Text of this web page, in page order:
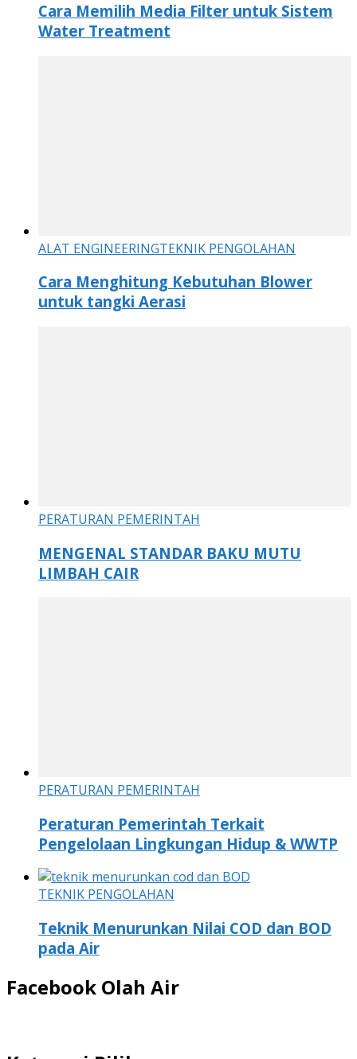
Cara Memilih Media Filter untuk Sistem
Water Treatment
ALAT ENGINEERINGTEKNIK PENGOLAHAN
Cara Menghitung Kebutuhan Blower
untuk tangki Aerasi
PERATURAN PEMERINTAH
MENGENAL STANDAR BAKU MUTU
LIMBAH CAIR
PERATURAN PEMERINTAH
Peraturan Pemerintah Terkait
Pengelolaan Lingkungan Hidup & WWTP
TEKNIK PENGOLAHAN
Teknik Menurunkan Nilai COD dan BOD
pada Air
Facebook Olah Air